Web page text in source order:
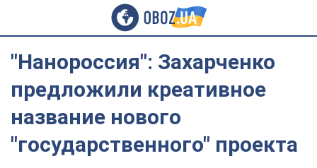
"Нанороссия": Захарченко
предложили креативное
название нового
"государственного" проекта